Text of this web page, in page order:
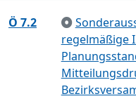
Ö 7.2
regelmäßige